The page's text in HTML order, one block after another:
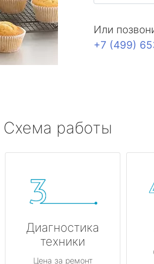
Или
+7 (499)
Схема работы
Диагностика
техники
Цена за ремонт